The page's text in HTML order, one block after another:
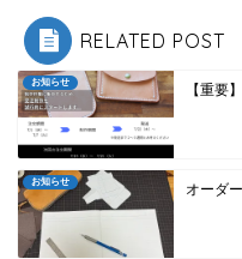
RELATED POST
お知らせ 【重要
お知らせ オーダ